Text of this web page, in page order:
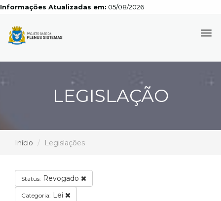
Atualizadas em: 05/08/2026
LEGISLAÇÃO
Início Legislações
Status: Revogado
Categoria: Lei